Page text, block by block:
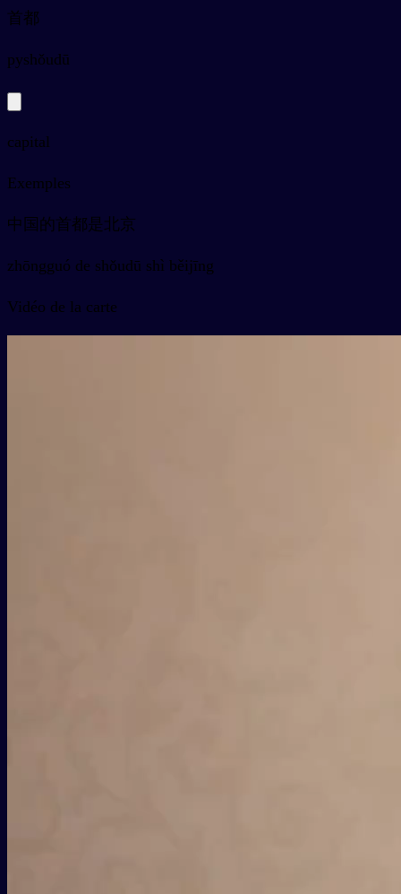
首都
pyshǒudū
capital
Exemples
中国的首都是北京
zhōngguó de shǒudū shì běijīng
Vidéo de la carte